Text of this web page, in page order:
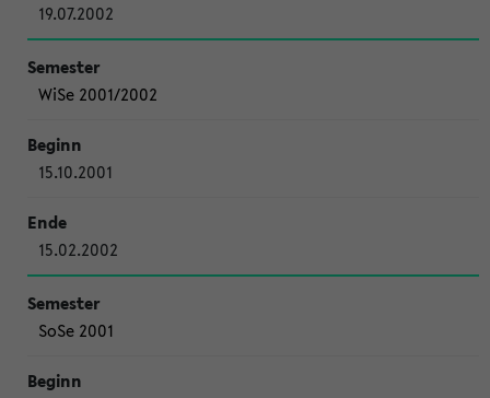
19.07.2002
WiSe 2001/2002
15.10.2001
15.02.2002
SoSe 2001